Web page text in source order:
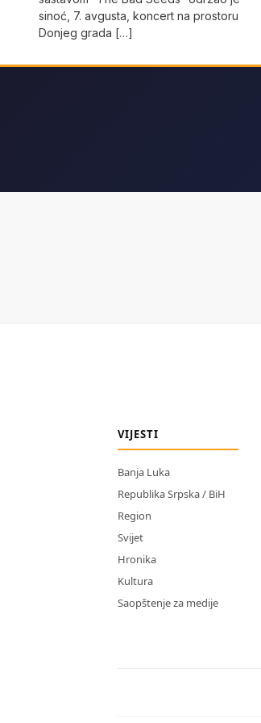
sinoć, 7. avgusta, koncert na prostoru
Donjeg grada […]
VIJESTI
Banja Luka
Republika Srpska / BiH
Region
Svijet
Hronika
Kultura
Saopštenje za medije